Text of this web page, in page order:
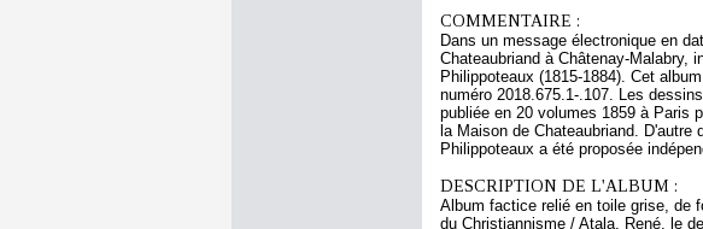
COMMENTAIRE :
Dans un message électronique en
Chateaubriand à Châtenay-Malabry,
Philippoteaux (1815-1884). Cet
numéro 2018.675.1-.107. Les
publiée en 20 volumes 1859 à Paris
la Maison de Chateaubriand.
Philippoteaux a été proposée
DESCRIPTION DE L'ALBUM :
Album factice relié en toile grise, de
du Christiannisme / Atala, René, le